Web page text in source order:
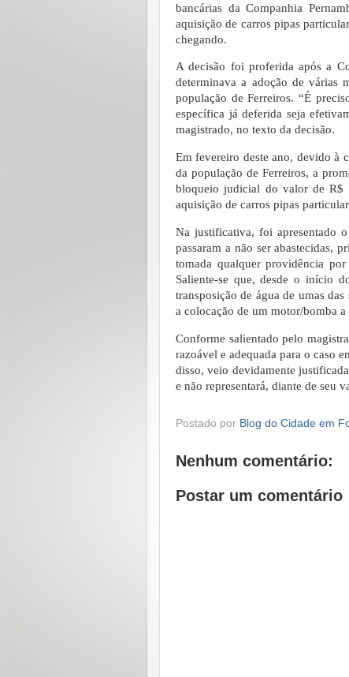
bancárias da Companhia
aquisição de carros pipas
chegando.
A decisão foi proferida após a
determinava a adoção de várias
população de Ferreiros. “É
específica já deferida seja
magistrado, no texto da decisão.
Em fevereiro deste ano, devido à
da população de Ferreiros, a
bloqueio judicial do valor de R$
aquisição de carros pipas
Na justificativa, foi apresentado
passaram a não ser abastecidas,
tomada qualquer providência
Saliente-se que, desde o início
transposição de água de umas
a colocação de um motor/bomba
Conforme salientado pelo
razoável e adequada para o caso
disso, veio devidamente
e não representará, diante de seu
Postado por Blog do Cidade em
Nenhum comentário:
Postar um comentário